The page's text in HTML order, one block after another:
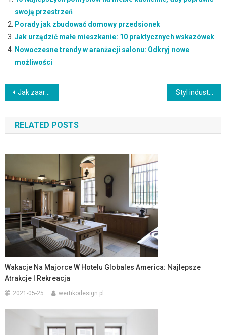
swoją przestrzeń
Porady jak zbudować domowy przedsionek
Jak urządzić małe mieszkanie: 10 praktycznych wskazówek
Nowoczesne trendy w aranżacji salonu: Odkryj nowe
możliwości
Nawigacja
wpisu
Jak zaaranżować przytulną przestrzeń w salonie Styl industrialny w aranżacji wnętrz: Surowość i oryginalność w jednym
RELATED POSTS
Wakacje Na Majorce W Hotelu Globales America: Najlepsze
Atrakcje I Rekreacja
2021-05-25 wertikodesign.pl